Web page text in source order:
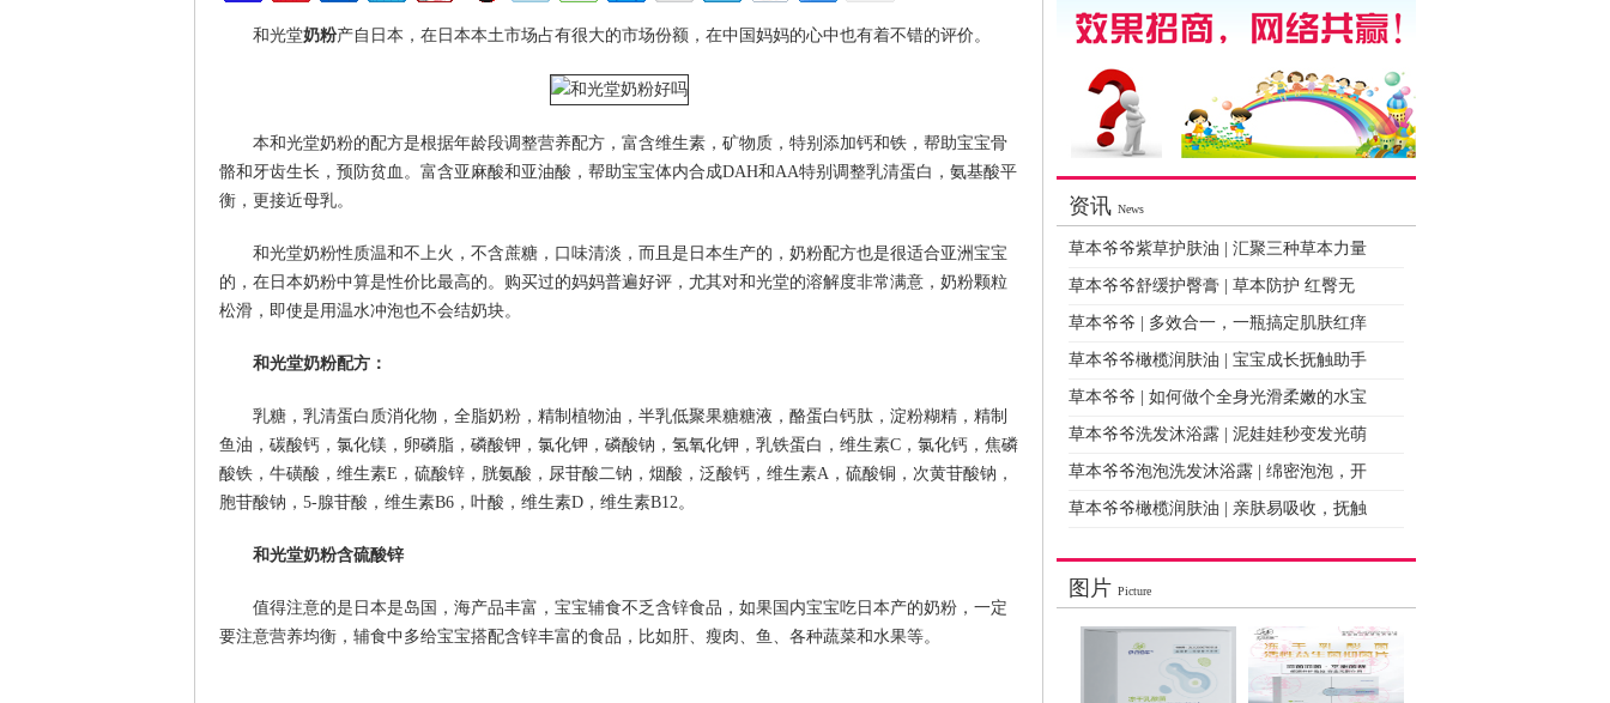
和光堂奶粉产自日本，在日本本土市场占有很大的市场份额，在中国妈妈的心中也有着不错的评价。
本和光堂奶粉的配方是根据年龄段调整营养配方，富含维生素，矿物质，特别添加钙和铁，帮助宝宝骨
骼和牙齿生长，预防贫血。富含亚麻酸和亚油酸，帮助宝宝体内合成DAH和AA特别调整乳清蛋白，氨基酸平
衡，更接近母乳。
和光堂奶粉性质温和不上火，不含蔗糖，口味清淡，而且是日本生产的，奶粉配方也是很适合亚洲宝宝
的，在日本奶粉中算是性价比最高的。购买过的妈妈普遍好评，尤其对和光堂的溶解度非常满意，奶粉颗粒
松滑，即使是用温水冲泡也不会结奶块。
和光堂奶粉配方：
乳糖，乳清蛋白质消化物，全脂奶粉，精制植物油，半乳低聚果糖糖液，酪蛋白钙肽，淀粉糊精，精制
鱼油，碳酸钙，氯化镁，卵磷脂，磷酸钾，氯化钾，磷酸钠，氢氧化钾，乳铁蛋白，维生素C，氯化钙，焦磷
酸铁，牛磺酸，维生素E，硫酸锌，胱氨酸，尿苷酸二钠，烟酸，泛酸钙，维生素A，硫酸铜，次黄苷酸钠，
胞苷酸钠，5-腺苷酸，维生素B6，叶酸，维生素D，维生素B12。
和光堂奶粉含硫酸锌
值得注意的是日本是岛国，海产品丰富，宝宝辅食不乏含锌食品，如果国内宝宝吃日本产的奶粉，一定
要注意营养均衡，辅食中多给宝宝搭配含锌丰富的食品，比如肝、瘦肉、鱼、各种蔬菜和水果等。
资讯 News
草本爷爷紫草护肤油 | 汇聚三种草本力量
草本爷爷舒缓护臀膏 | 草本防护 红臀无
草本爷爷 | 多效合一，一瓶搞定肌肤红痒
草本爷爷橄榄润肤油 | 宝宝成长抚触助手
草本爷爷 | 如何做个全身光滑柔嫩的水宝
草本爷爷洗发沐浴露 | 泥娃娃秒变发光萌
草本爷爷泡泡洗发沐浴露 | 绵密泡泡，开
草本爷爷橄榄润肤油 | 亲肤易吸收，抚触
图片 Picture